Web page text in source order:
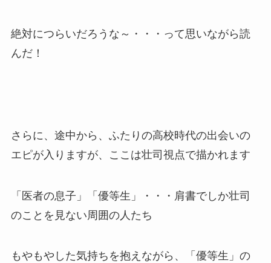
絶対につらいだろうな～・・・って思いながら読
んだ！
さらに、途中から、ふたりの高校時代の出会いの
エピが入りますが、ここは壮司視点で描かれます
「医者の息子」「優等生」・・・肩書でしか壮司
のことを見ない周囲の人たち
もやもやした気持ちを抱えながら、「優等生」の